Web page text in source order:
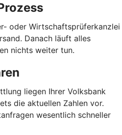
oder Wirtschaftsprüferkanzlei
Danach läuft alles
nichts weiter tun.
liegen Ihrer Volksbank
die aktuellen Zahlen vor.
wesentlich schneller